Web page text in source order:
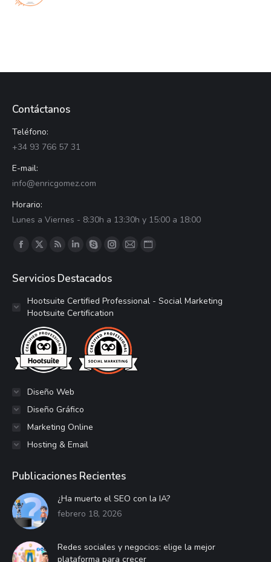
Contáctanos
Teléfono:
+34 93 766 57 31
E-mail:
info@enricgomez.com
Horario:
Lunes a Viernes - 8:30h a 13:30h y 15:00 a 18:00
Encuéntranos en:
Facebook
se
abre
en
una
ventana
nueva
X
se
abre
en
una
ventana
nueva
RSS
se
abre
en
una
ventana
nueva
LinkedIn
se
abre
en
ventana
nueva
Skype
se
abre
en
una
ventana
nueva
Instagram
se
abre
en
una
ventana
nueva
Correo
abre
ventana
nueva
Sitio
se
Servicios Destacados
Hootsuite Certified Professional - Social Marketing
Hootsuite Certification
Diseño Web
Diseño Gráfico
Marketing Online
Hosting & Email
Publicaciones Recientes
¿Ha muerto el SEO con la IA?
febrero 18, 2026
Redes sociales y negocios: elige la mejor
plataforma para crecer